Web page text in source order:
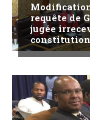
requête de
jugée